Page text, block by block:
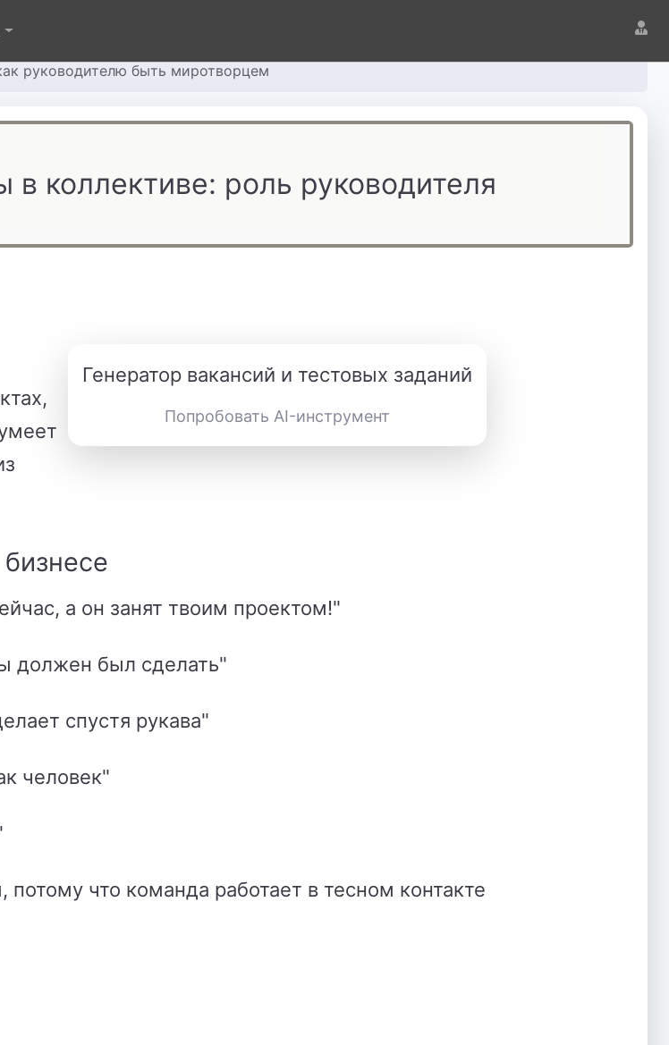
руководителю быть миротворцем
коллективе: роль руководителя
Генератор вакансий и тестовых заданий
Попробовать AI-инструмент
а он занят твоим проектом!"
должен был сделать"
спустя рукава"
человек"
что команда работает в тесном контакте